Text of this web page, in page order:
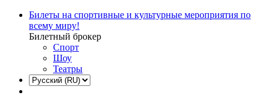
Билеты на спортивные и культурные мероприятия по
всему миру!
Билетный брокер
Спорт
Шоу
Театры